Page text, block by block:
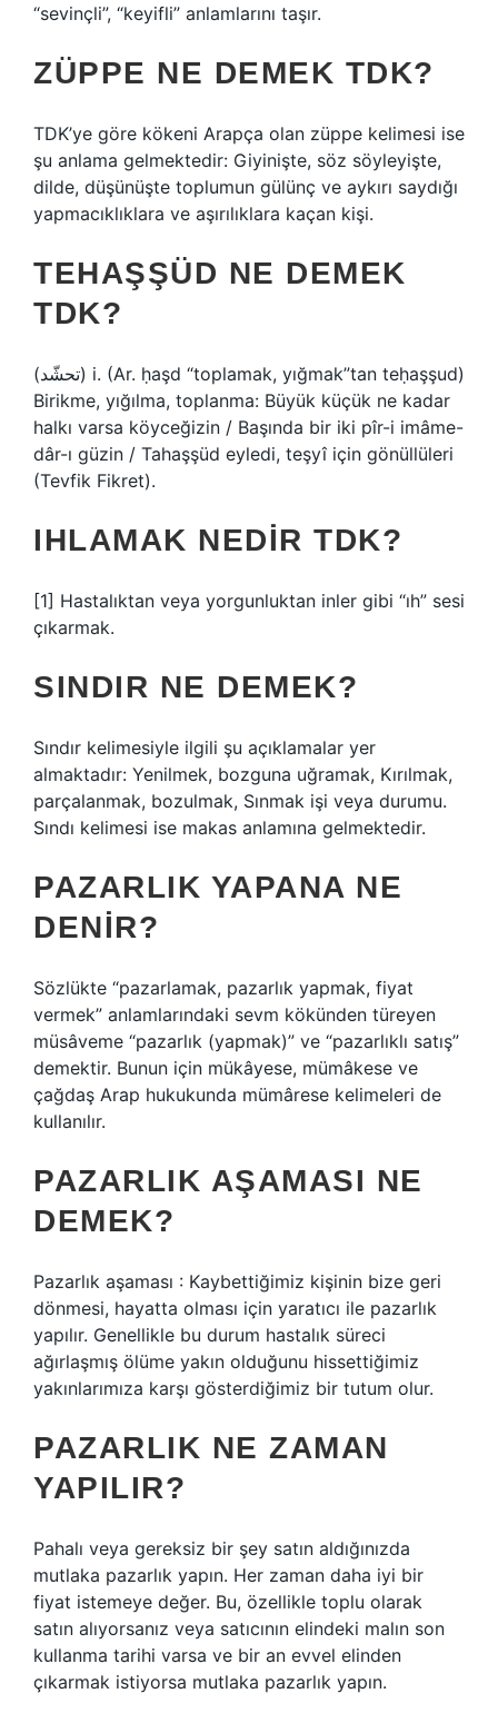
“sevinçli”, “keyifli” anlamlarını taşır.
ZÜPPE NE DEMEK TDK?
TDK’ye göre kökeni Arapça olan züppe kelimesi ise
şu anlama gelmektedir: Giyinişte, söz söyleyişte,
dilde, düşünüşte toplumun gülünç ve aykırı saydığı
yapmacıklıklara ve aşırılıklara kaçan kişi.
TEHAŞŞÜD NE DEMEK
TDK?
(ﺗﺤﺸّﺪ) i. (Ar. ḥaşd “toplamak, yığmak”tan teḥaşşud)
Birikme, yığılma, toplanma: Büyük küçük ne kadar
halkı varsa köyceğizin / Başında bir iki pîr-i imâme-
dâr-ı güzin / Tahaşşüd eyledi, teşyî için gönüllüleri
(Tevfik Fikret).
IHLAMAK NEDIR TDK?
[1] Hastalıktan veya yorgunluktan inler gibi “ıh” sesi
çıkarmak.
SINDIR NE DEMEK?
Sındır kelimesiyle ilgili şu açıklamalar yer
almaktadır: Yenilmek, bozguna uğramak, Kırılmak,
parçalanmak, bozulmak, Sınmak işi veya durumu.
Sındı kelimesi ise makas anlamına gelmektedir.
PAZARLIK YAPANA NE
DENIR?
Sözlükte “pazarlamak, pazarlık yapmak, fiyat
vermek” anlamlarındaki sevm kökünden türeyen
müsâveme “pazarlık (yapmak)” ve “pazarlıklı satış”
demektir. Bunun için mükâyese, mümâkese ve
çağdaş Arap hukukunda mümârese kelimeleri de
kullanılır.
PAZARLIK AŞAMASI NE
DEMEK?
Pazarlık aşaması : Kaybettiğimiz kişinin bize geri
dönmesi, hayatta olması için yaratıcı ile pazarlık
yapılır. Genellikle bu durum hastalık süreci
ağırlaşmış ölüme yakın olduğunu hissettiğimiz
yakınlarımıza karşı gösterdiğimiz bir tutum olur.
PAZARLIK NE ZAMAN
YAPILIR?
Pahalı veya gereksiz bir şey satın aldığınızda
mutlaka pazarlık yapın. Her zaman daha iyi bir
fiyat istemeye değer. Bu, özellikle toplu olarak
satın alıyorsanız veya satıcının elindeki malın son
kullanma tarihi varsa ve bir an evvel elinden
çıkarmak istiyorsa mutlaka pazarlık yapın.